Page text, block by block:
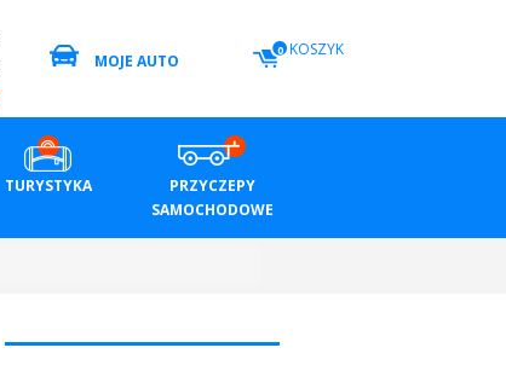
MOJE AUTO
0 KOSZYK
TURYSTYKA
PRZYCZEPY
SAMOCHODOWE